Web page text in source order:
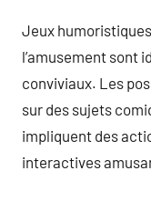
Jeux
l’amusement sont
conviviaux. Les
sur des sujets
impliquent des
interactives